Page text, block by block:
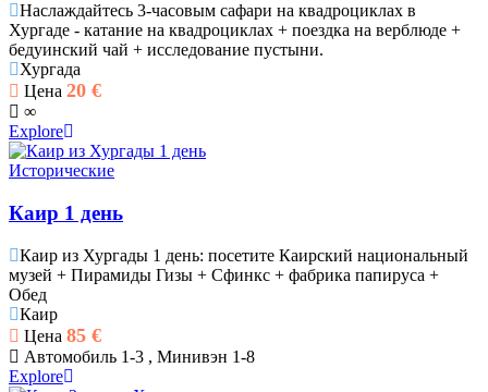
Наслаждайтесь 3-часовым сафари на квадроциклах в
Хургаде - катание на квадроциклах + поездка на верблюде +
бедуинский чай + исследование пустыни.
Хургада
Цена 20 €
∞
Explore
Исторические
Каир 1 день
Каир из Хургады 1 день: посетите Каирский национальный
музей + Пирамиды Гизы + Сфинкс + фабрика папируса +
Обед
Каир
Цена 85 €
Автомобиль 1-3 , Минивэн 1-8
Explore